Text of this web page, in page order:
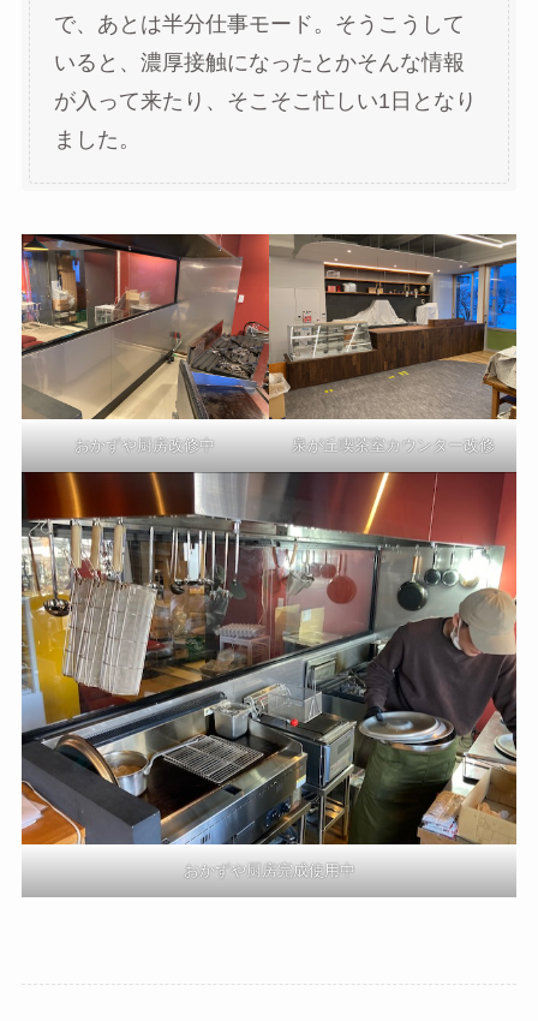
で、あとは半分仕事モード。そうこうして
いると、濃厚接触になったとかそんな情報
が入って来たり、そこそこ忙しい1日となり
ました。
おかずや厨房改修中 泉が丘喫茶室カウンター改修
おかずや厨房完成使用中